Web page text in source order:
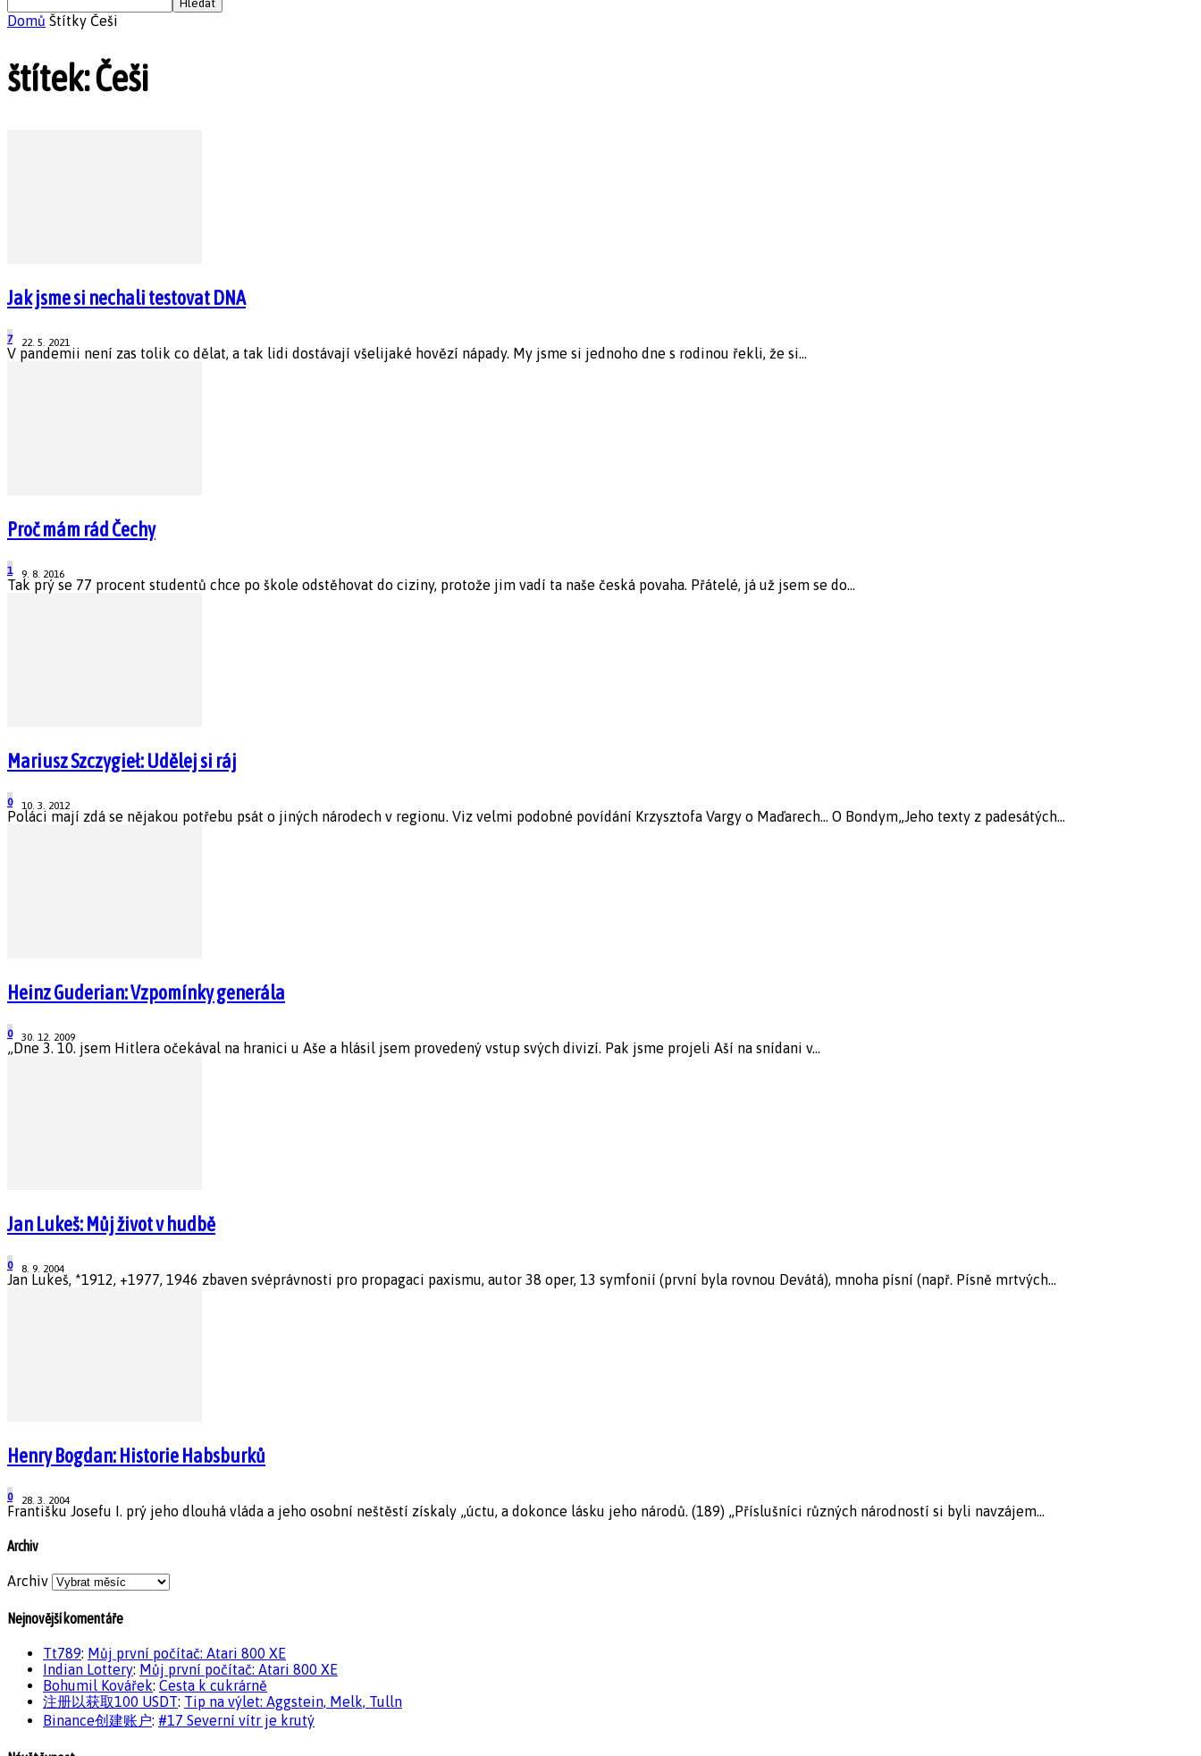
Domů Štítky Češi
štítek: Češi
Jak jsme si nechali testovat DNA
22. 5. 2021
7
V pandemii není zas tolik co dělat, a tak lidi dostávají všelijaké hovězí nápady. My jsme si jednoho dne s rodinou řekli, že si...
Proč mám rád Čechy
9. 8. 2016
1
Tak prý se 77 procent studentů chce po škole odstěhovat do ciziny, protože jim vadí ta naše česká povaha. Přátelé, já už jsem se do...
Mariusz Szczygieł: Udělej si ráj
10. 3. 2012
0
Poláci mají zdá se nějakou potřebu psát o jiných národech v regionu. Viz velmi podobné povídání Krzysztofa Vargy o Maďarech... O Bondym„Jeho texty z padesátých...
Heinz Guderian: Vzpomínky generála
30. 12. 2009
0
„Dne 3. 10. jsem Hitlera očekával na hranici u Aše a hlásil jsem provedený vstup svých divizí. Pak jsme projeli Aší na snídani v...
Jan Lukeš: Můj život v hudbě
8. 9. 2004
0
Jan Lukeš, *1912, +1977, 1946 zbaven svéprávnosti pro propagaci paxismu, autor 38 oper, 13 symfonií (první byla rovnou Devátá), mnoha písní (např. Písně mrtvých...
Henry Bogdan: Historie Habsburků
28. 3. 2004
0
Františku Josefu I. prý jeho dlouhá vláda a jeho osobní neštěstí získaly „úctu, a dokonce lásku jeho národů. (189) „Příslušníci různých národností si byli navzájem...
Archiv
Archiv
Nejnovější komentáře
Tt789: Můj první počítač: Atari 800 XE
Indian Lottery: Můj první počítač: Atari 800 XE
Bohumil Kovářek: Cesta k cukrárně
注册以获取100 USDT: Tip na výlet: Aggstein, Melk, Tulln
Binance创建账户: #17 Severní vítr je krutý